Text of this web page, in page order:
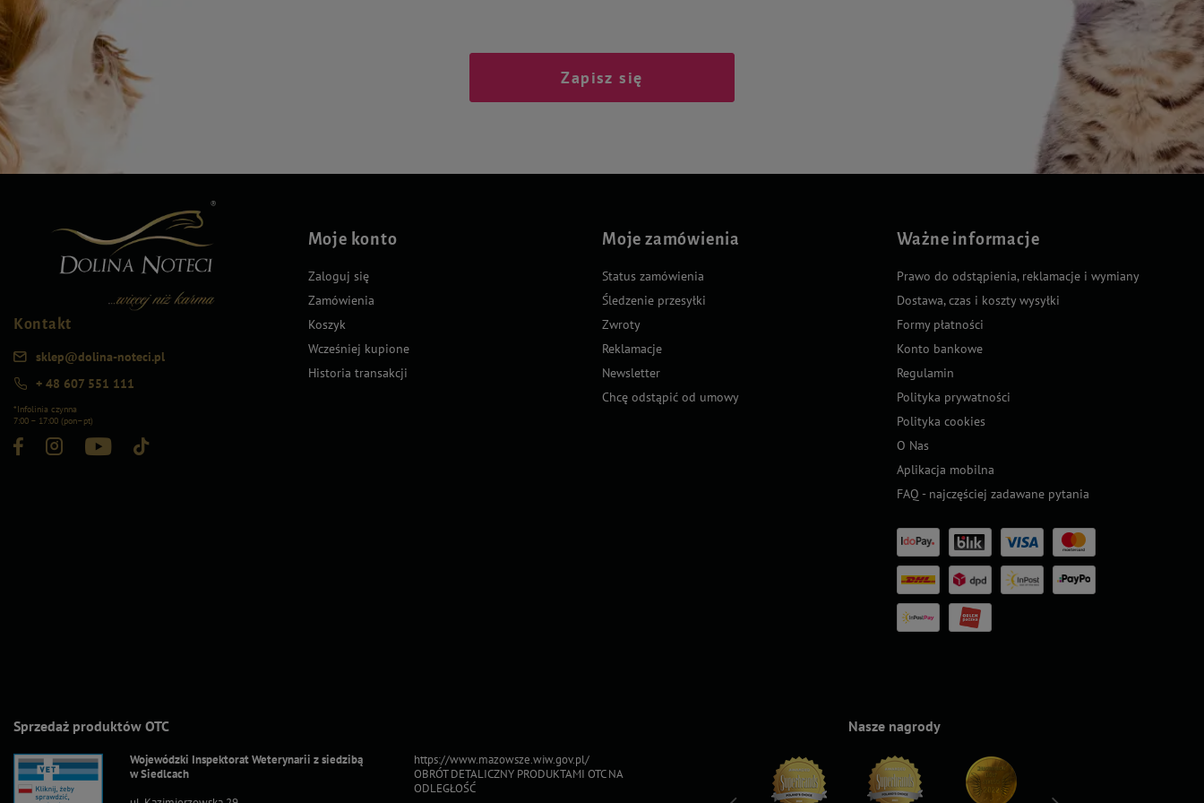
Zapisz się
Kontakt
sklep@dolina-noteci.pl
+ 48 607 551 111
*Infolinia czynna
7:00 – 17:00 (pon–pt)
Moje konto
Zaloguj się
Zamówienia
Koszyk
Wcześniej kupione
Historia transakcji
Moje zamówienia
Status zamówienia
Śledzenie przesyłki
Zwroty
Reklamacje
Newsletter
Chcę odstąpić od umowy
Ważne informacje
Prawo do odstąpienia, reklamacje i wymiany
Dostawa, czas i koszty wysyłki
Formy płatności
Konto bankowe
Regulamin
Polityka prywatności
Polityka cookies
O Nas
Aplikacja mobilna
FAQ - najczęściej zadawane pytania
Sprzedaż produktów OTC
Wojewódzki Inspektorat Weterynarii z siedzibą
w Siedlcach
https://www.mazowsze.wiw.gov.pl/
OBRÓT DETALICZNY PRODUKTAMI OTC NA
ODLEGŁOŚĆ
Nasze nagrody